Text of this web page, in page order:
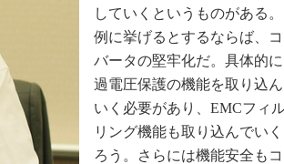
していくというものがある
例に挙げるとするならば、
バータの堅牢化だ。具体的
過電圧保護の機能を取り込
いく必要があり、EMCフィ
リング機能も取り込んでい
ろう。さらには機能安全も